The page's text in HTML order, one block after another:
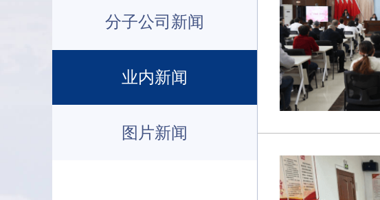
分子公司新闻
业内新闻
图片新闻